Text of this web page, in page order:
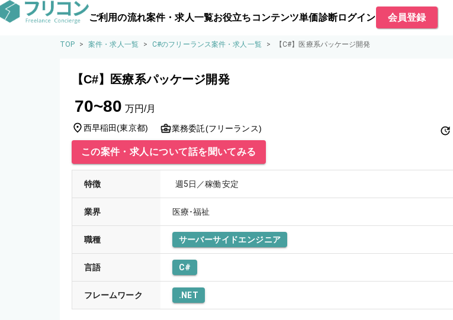
ご利用の流れ案件・求人一覧お役立ちコンテンツ単価診断ログイン 会員登録
TOP > 案件・求人一覧 > C#のフリーランス案件・求人一覧 > 【C#】医療系パッケージ開発
【C#】医療系パッケージ開発
70~80 万円/月
西早稲田(東京都) 業務委託(フリーランス)
この案件・求人について話を聞いてみる
特徴 週5日／稼働安定
業界 医療･福祉
職種 サーバーサイドエンジニア
言語 C#
フレームワーク .NET